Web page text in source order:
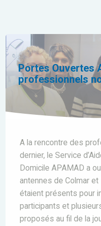
Portes Ouvertes
professionnels
A la rencontre des
dernier, le Service
Domicile APAMAD a
antennes de Colmar
étaient présents pour
participants et
proposés au fil de la